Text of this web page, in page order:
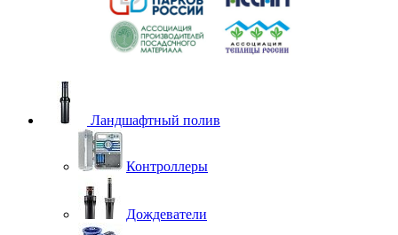
Ландшафтный полив
Контроллеры
Дождеватели